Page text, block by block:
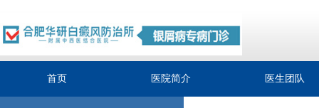
首页 医院简介 医生团队